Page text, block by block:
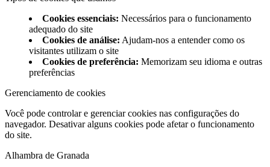
Cookies essenciais: Necessários para o funcionamento
adequado do site
Cookies de análise: Ajudam-nos a entender como os
visitantes utilizam o site
Cookies de preferência: Memorizam seu idioma e outras
preferências
Gerenciamento de cookies
Você pode controlar e gerenciar cookies nas configurações do
navegador. Desativar alguns cookies pode afetar o funcionamento
do site.
Alhambra de Granada